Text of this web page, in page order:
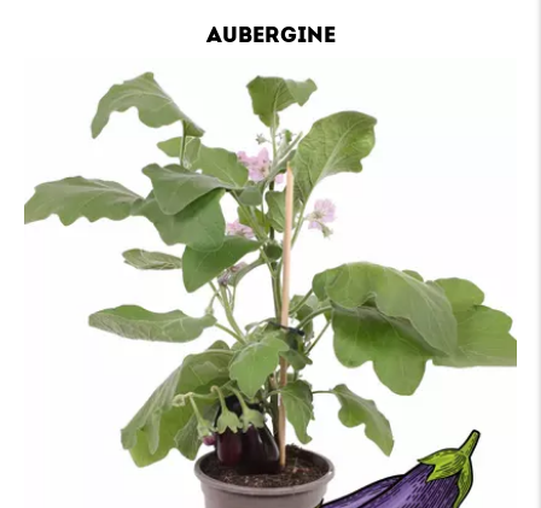
AUBERGINE